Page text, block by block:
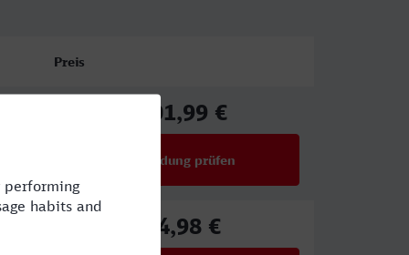
Preis
101,99 €
Verbindung prüfen
74,98 €